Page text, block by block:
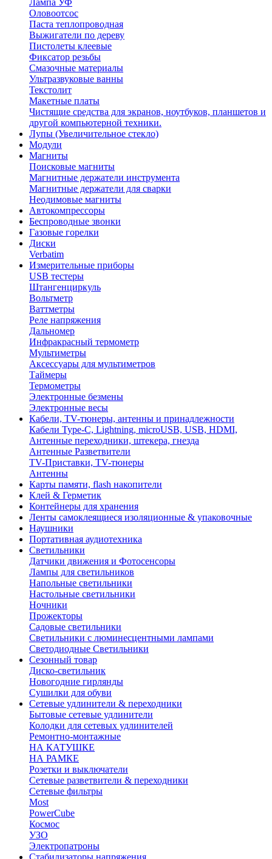
Лампа УФ
Оловоотсос
Паста теплопроводная
Выжигатели по дереву
Пистолеты клеевые
Фиксатор резьбы
Смазочные материалы
Ультразвуковые ванны
Текстолит
Макетные платы
Чистящие средства для экранов, ноутбуков, планшетов и
другой компьютерной техники.
Лупы (Увеличительное стекло)
Модули
Магниты
Поисковые магниты
Магнитные держатели инструмента
Магнитные держатели для сварки
Неодимовые магниты
Автокомпрессоры
Беспроводные звонки
Газовые горелки
Диски
Verbatim
Измерительные приборы
USB тестеры
Штангенциркуль
Вольтметр
Ваттметры
Реле напряжения
Дальномер
Инфракрасный термометр
Мультиметры
Аксессуары для мультиметров
Таймеры
Термометры
Электронные безмены
Электронные весы
Кабели, TV-тюнеры, антенны и принадлежности
Кабели Type-C, Lightning, microUSB, USB, HDMI,
Антенные переходники, штекера, гнезда
Антенные Разветвители
TV-Приставки, TV-тюнеры
Антенны
Карты памяти, flash накопители
Клей & Герметик
Контейнеры для хранения
Ленты самоклеящиеся изоляционные & упаковочные
Наушники
Портативная аудиотехника
Светильники
Датчики движения и Фотосенсоры
Лампы для светильников
Напольные светильники
Настольные светильники
Ночники
Прожекторы
Садовые светильники
Светильники с люминесцентными лампами
Светодиодные Светильники
Сезонный товар
Диско-светильник
Новогодние гирлянды
Сушилки для обуви
Сетевые удлинители & переходники
Бытовые сетевые удлинители
Колодки для сетевых удлинителей
Ремонтно-монтажные
НА КАТУШКЕ
НА РАМКЕ
Розетки и выключатели
Сетевые разветвители & переходники
Сетевые фильтры
Most
PowerCube
Космос
УЗО
Электропатроны
Стабилизаторы напряжения